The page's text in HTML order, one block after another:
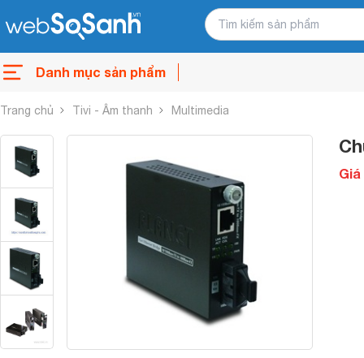
Danh mục sản phẩm
Trang chủ Tivi - Âm thanh Multimedia
Giá